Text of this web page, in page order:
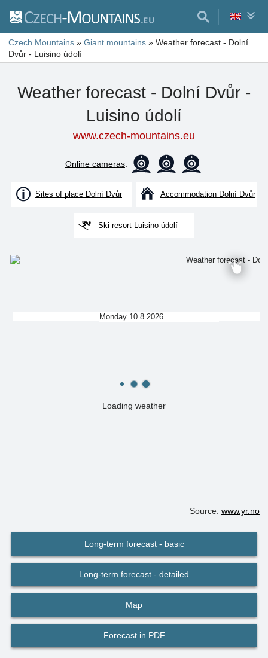
Czech Mountains » Giant mountains » Weather forecast - Dolní
Dvůr - Luisino údolí
Weather forecast - Dolní Dvůr -
Luisino údolí
www.czech-mountains.eu
Online cameras:
Sites of place Dolní Dvůr Accommodation Dolní Dvůr
Ski resort Luisino údolí
Loading weather
Monday 10.8.2026
Source: www.yr.no
Long-term forecast - basic
Long-term forecast - detailed
Map
Forecast in PDF